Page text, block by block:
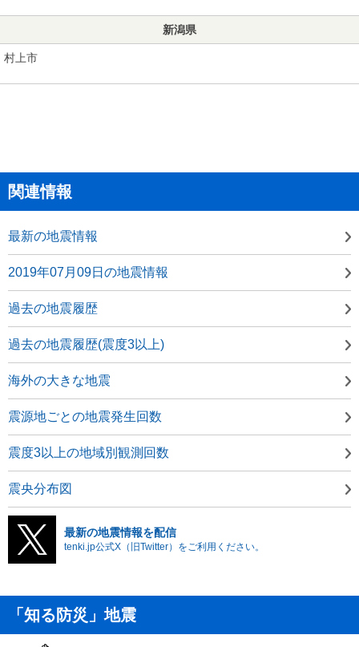
新潟県
村上市
関連情報
最新の地震情報
2019年07月09日の地震情報
過去の地震履歴
過去の地震履歴(震度3以上)
海外の大きな地震
震源地ごとの地震発生回数
震度3以上の地域別観測回数
震央分布図
最新の地震情報を配信
tenki.jp公式X（旧Twitter）をご利用ください。
「知る防災」地震